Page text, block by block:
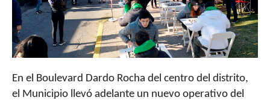
En el Boulevard Dardo Rocha del centro del distrito,
el Municipio llevó adelante un nuevo operativo del